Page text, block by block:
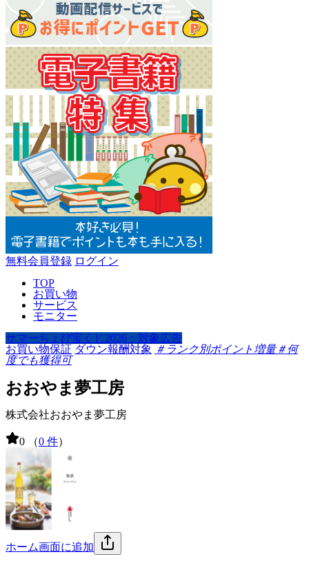
無料会員登録 ログイン
TOP
お買い物
サービス
モニター
サマーちょび宝くじ2026：対象広告
お買い物保証 ダウン報酬対象 ＃ランク別ポイント増量＃何
度でも獲得可
おおやま夢工房
株式会社おおやま夢工房
0 （0 件）
ホーム画面に追加